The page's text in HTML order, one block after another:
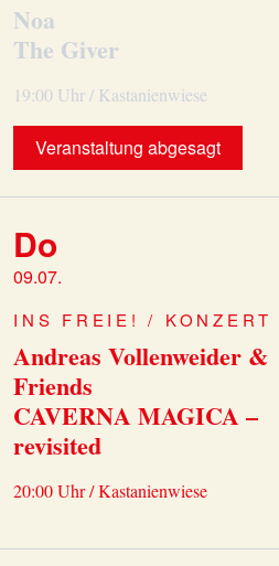
Noa
The Giver
19:00 Uhr / Kastanienwiese
Veranstaltung abgesagt
Do
09.07.
INS FREIE! / KONZERT
Andreas Vollenweider &
Friends
CAVERNA MAGICA –
revisited
20:00 Uhr / Kastanienwiese